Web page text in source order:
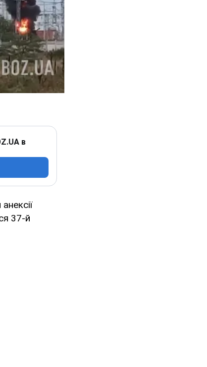
в
37-й